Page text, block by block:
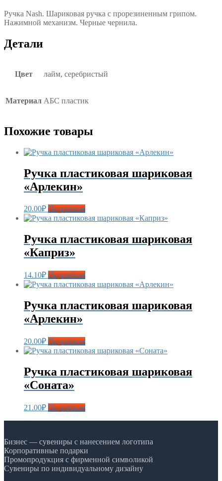
Ручка Nash. Шариковая ручка с прорезиненным грипом.
Нажимной механизм. Черные чернила.
Детали
Цвет лайм, серебристый
Материал АБС пластик
Похожие товары
Ручка пластиковая шариковая
«Арлекин»
20.00₽ Подробнее
Ручка пластиковая шариковая
«Каприз»
14.10₽ Подробнее
Ручка пластиковая шариковая
«Арлекин»
20.00₽ Подробнее
Ручка пластиковая шариковая
«Соната»
21.00₽ Подробнее
Бизнес — сувениры с нанесением логотипа
Корпоративные подарки
Промопродукция с фирменной символикой
Сувениры по индивидуальному дизайну